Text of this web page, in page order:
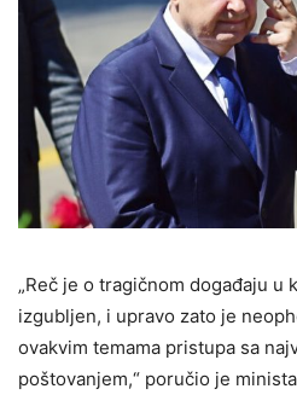
„Reč je o tragičnom događaju u
izgubljen, i upravo zato je
ovakvim temama pristupa sa
poštovanjem,“ poručio je